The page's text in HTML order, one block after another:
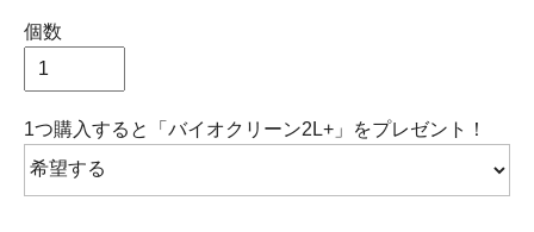
個数
1つ購入すると「バイオクリーン2L+」をプレゼント！